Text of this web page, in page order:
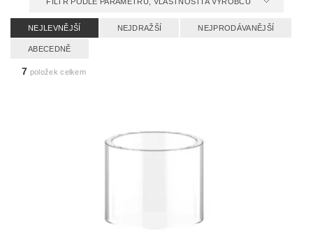
NEJLEVNĚJŠÍ NEJDRAŽŠÍ NEJPRODÁVANĚJŠÍ
ABECEDNĚ
7 položek celkem